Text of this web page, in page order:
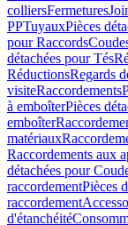
colliersFermetures
PPTuyauxPièces
pour Raccords
détachées pour Tés
RéductionsRegards
visiteRaccordements
à emboîterPièces
emboîter
matériaux
Raccordements aux
détachées pour
raccordementPièces
raccordement
d'étanchéité